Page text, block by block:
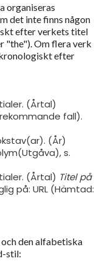
organiseras
det inte finns någon
efter verkets titel
"the"). Om flera verk
efter
(Årtal)
fall).
(År)
s.
(Årtal) Titel på
på: URL (Hämtad:
den alfabetiska
stil: